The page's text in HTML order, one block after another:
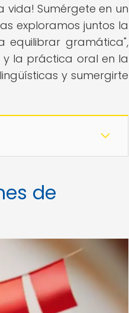
vida! Sumérgete en un
exploramos juntos la
equilibrar gramática",
la práctica oral en la
y sumergirte
de